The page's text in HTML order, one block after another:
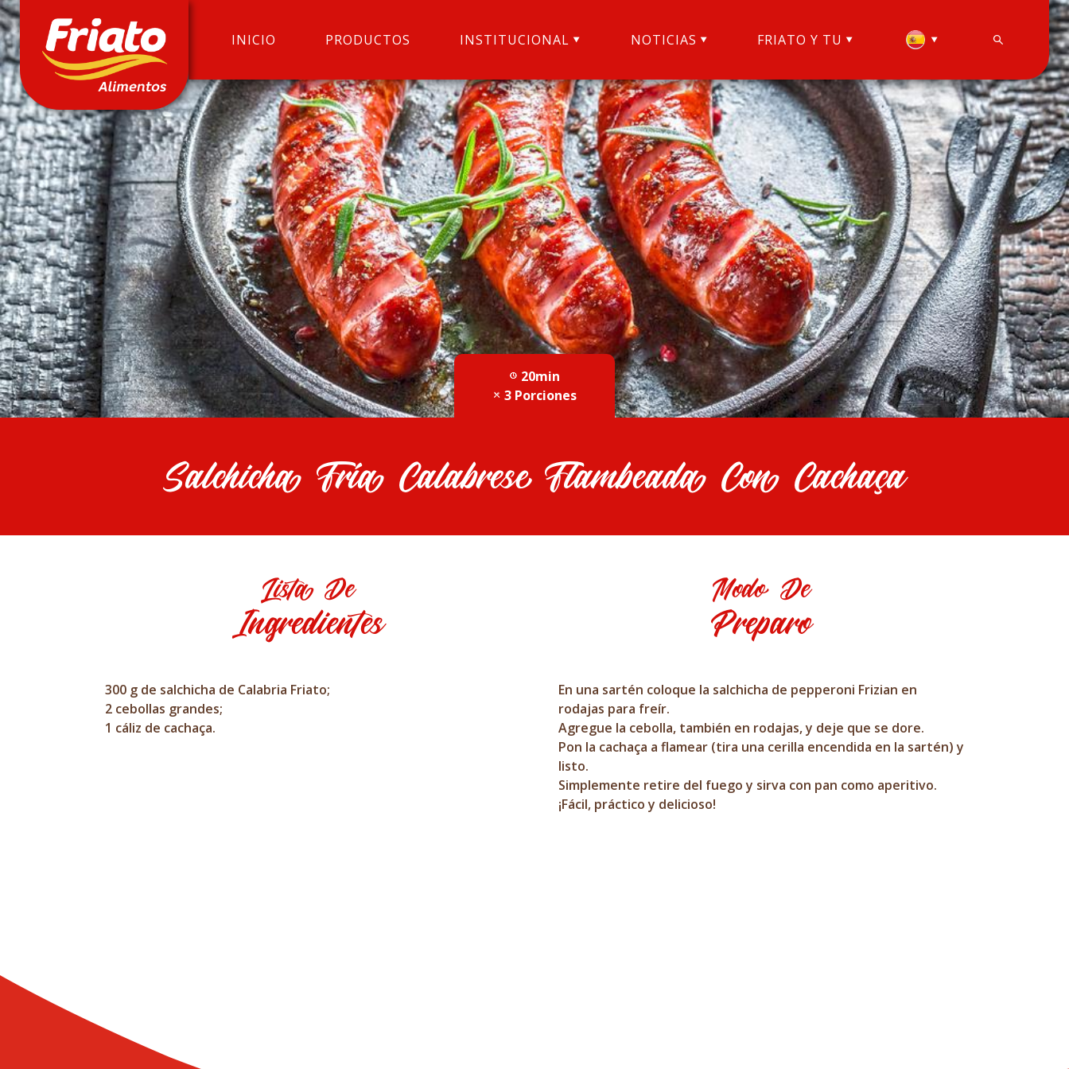
INICIO PRODUCTOS INSTITUCIONAL NOTICIAS FRIATO Y TU
20min
3 Porciones
Salchicha Fría Calabrese Flambeada Con Cachaça
Lista De
Ingredientes
300 g de salchicha de Calabria Friato;
2 cebollas grandes;
1 cáliz de cachaça.
Modo De
Preparo
En una sartén coloque la salchicha de pepperoni Frizian en
rodajas para freír.
Agregue la cebolla, también en rodajas, y deje que se dore.
Pon la cachaça a flamear (tira una cerilla encendida en la sartén) y
listo.
Simplemente retire del fuego y sirva con pan como aperitivo.
¡Fácil, práctico y delicioso!